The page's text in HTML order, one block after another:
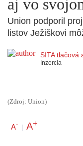
aj vo
Union podporil
listov Ježiškovi
SITA tlačová
Inzercia
(Zdroj: Union)
A- | A+